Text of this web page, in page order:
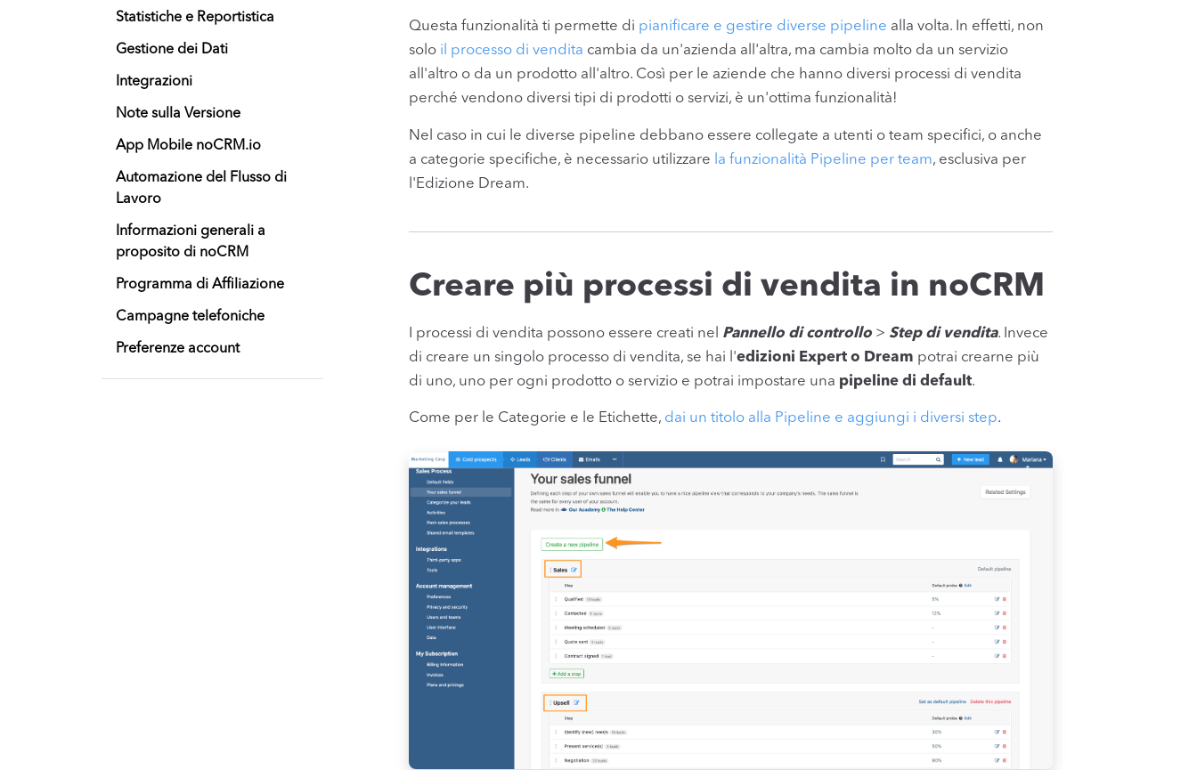
Statistiche e Reportistica
Gestione dei Dati
Integrazioni
Note sulla Versione
App Mobile noCRM.io
Automazione del Flusso di
Lavoro
Informazioni generali a
proposito di noCRM
Programma di Affiliazione
Campagne telefoniche
Preferenze account
Questa funzionalità ti permette di pianificare e gestire diverse pipeline alla volta. In effetti, non
solo il processo di vendita cambia da un'azienda all'altra, ma cambia molto da un servizio
all'altro o da un prodotto all'altro. Così per le aziende che hanno diversi processi di vendita
perché vendono diversi tipi di prodotti o servizi, è un'ottima funzionalità!
Nel caso in cui le diverse pipeline debbano essere collegate a utenti o team specifici, o anche
a categorie specifiche, è necessario utilizzare la funzionalità Pipeline per team, esclusiva per
l'Edizione Dream.
Creare più processi di vendita in noCRM
I processi di vendita possono essere creati nel Pannello di controllo > Step di vendita. Invece
di creare un singolo processo di vendita, se hai l'edizioni Expert o Dream potrai crearne più
di uno, uno per ogni prodotto o servizio e potrai impostare una pipeline di default.
Come per le Categorie e le Etichette, dai un titolo alla Pipeline e aggiungi i diversi step.